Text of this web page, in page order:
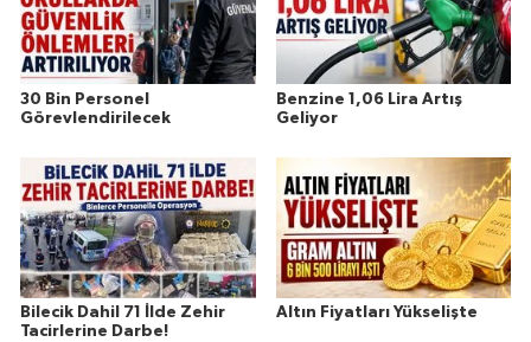
30 Bin Personel
Görevlendirilecek
Benzine 1,06 Lira Artış
Geliyor
Bilecik Dahil 71 İlde Zehir
Tacirlerine Darbe!
Altın Fiyatları Yükselişte